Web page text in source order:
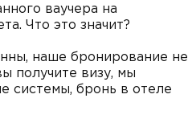
ваучера на
Что это значит?
наше бронирование не
получите визу, мы
системы, бронь в отеле